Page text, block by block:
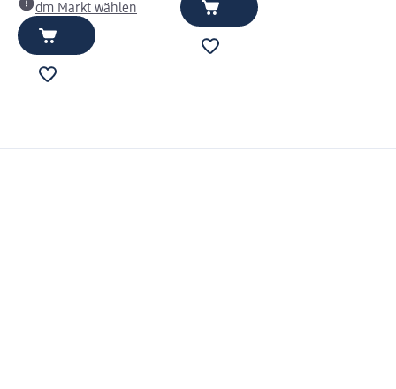
dm Markt wählen